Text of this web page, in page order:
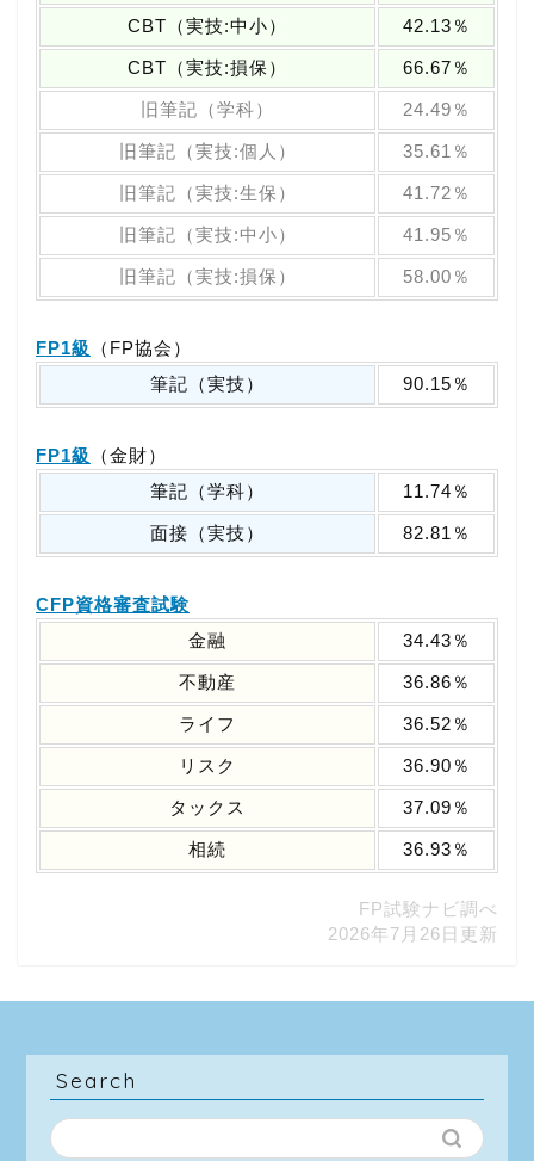
CBT（実技:中小） 42.13％
CBT（実技:損保） 66.67％
旧筆記（学科） 24.49％
旧筆記（実技:個人） 35.61％
旧筆記（実技:生保） 41.72％
旧筆記（実技:中小） 41.95％
旧筆記（実技:損保） 58.00％
FP1級
（FP協会）
筆記（実技）
90.15％
FP1級
（金財）
筆記（学科）
11.74％
面接（実技） 82.81％
CFP資格審査試験
金融
34.43％
不動産 36.86％
ライフ 36.52％
リスク 36.90％
タックス 37.09％
相続 36.93％
FP試験ナビ調べ
2026年7月26日更新
Search